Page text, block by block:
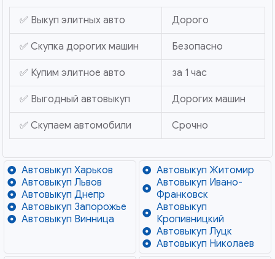
✅ Выкуп элитных авто Дорого
✅ Скупка дорогих машин Безопасно
✅ Купим элитное авто за 1 час
✅ Выгодный автовыкуп Дорогих машин
✅ Скупаем автомобили Срочно
Автовыкуп Харьков
Автовыкуп Львов
Автовыкуп Днепр
Автовыкуп Запорожье
Автовыкуп Винница
Автовыкуп Житомир
Автовыкуп Ивано-
Франковск
Автовыкуп
Кропивницкий
Автовыкуп Луцк
Автовыкуп Николаев